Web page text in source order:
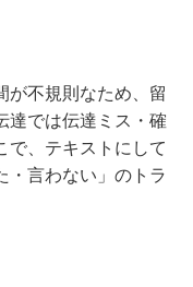
が不規則なため、留
達では伝達ミス・確
で、テキストにして
・言わない」のトラ